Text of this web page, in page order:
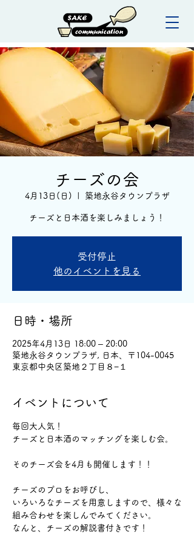
チーズの会
4月13日(日) 築地永谷タウンプラザ
チーズと日本酒を楽しみましょう！
受付停止
他のイベントを見る
日時・場所
2025年4月13日 18:00 – 20:00
築地永谷タウンプラザ, 日本、〒104-0045
東京都中央区築地２丁目８−１
イベントについて
毎回大人気！
チーズと日本酒のマッチングを楽しむ会。
そのチーズ会を4月も開催します！！
チーズのプロをお呼びし、
いろいろなチーズを用意しますので、様々な
組み合わせを楽しんでみてください。
なんと、チーズの解説書付きです！